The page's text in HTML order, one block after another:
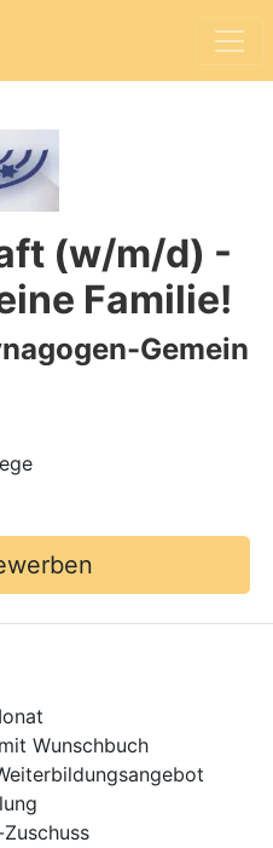
(w/m/d) -
Familie!
Gemein
Wunschbuch